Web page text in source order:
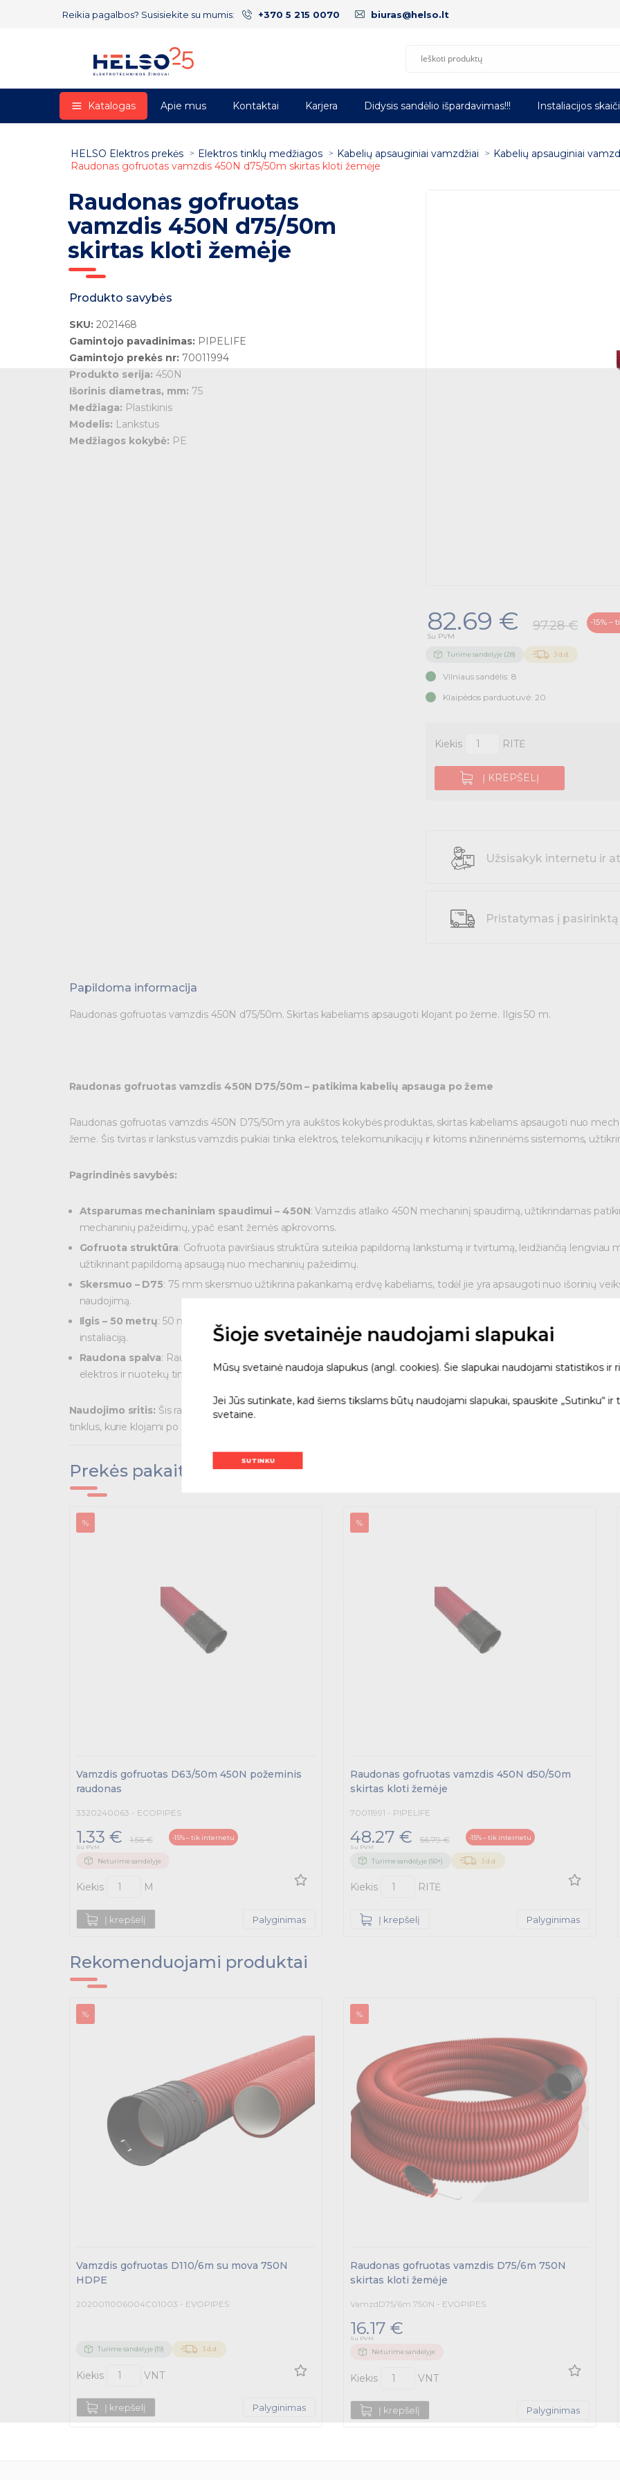
Reikia pagalbos? Susisiekite su mumis: +370 5 215 0070 biuras@helso.lt
Katalogas Apie mus Kontaktai Karjera Didysis sandėlio išpardavimas!!! Instaliacijos
HELSO Elektros prekės Elektros tinklų medžiagos Kabelių apsauginiai vamzdžiai
Kabelių apsauginiai
Raudonas gofruotas vamzdis 450N d75/50m skirtas kloti žemėje
Raudonas gofruotas
vamzdis 450N d75/50m
skirtas kloti žemėje
Produkto savybės
SKU:2021468
Gamintojo pavadinimas:PIPELIFE
Gamintojo prekės nr:70011994
Produkto serija: 450N
Išorinis diametras, mm: 75
Medžiaga: Plastikinis
Modelis: Lankstus
Medžiagos kokybė: PE
82.69 € 97.28 € -15% –
Su PVM
Turime sandėlyje (28) 3 d.d.
Vilniaus sandėlis: 8
Klaipėdos parduotuvė: 20
Kiekis RITĖ
Į KREPŠELĮ
Užsisakyk internetu ir
Pristatymas į
Papildoma informacija
Raudonas gofruotas vamzdis 450N d75/50m. Skirtas kabeliams apsaugoti klojant po žeme. Ilgis 50 m.
Raudonas gofruotas vamzdis 450N D75/50m – patikima kabelių apsauga po žeme
Raudonas gofruotas vamzdis 450N D75/50m yra aukštos kokybės produktas, skirtas kabeliams apsaugoti nuo
žeme. Šis tvirtas ir lankstus vamzdis puikiai tinka elektros, telekomunikacijų ir kitoms inžinerinėms sistemoms,
Pagrindinės savybės:
Atsparumas mechaniniam spaudimui – 450N: Vamzdis atlaiko 450N mechaninį spaudimą, užtikrindamas
mechaninių pažeidimų, ypač esant žemės apkrovoms.
Gofruota struktūra: Gofruota paviršiaus struktūra suteikia papildomą lankstumą ir tvirtumą, leidžiančią
užtikrinant papildomą apsaugą nuo mechaninių pažeidimų.
Skersmuo – D75: 75 mm skersmuo užtikrina pakankamą erdvę kabeliams, todėl jie yra apsaugoti nuo išorinių
naudojimą.
Ilgis – 50 metrų: 50 metrų ilgio ritė suteikia pakankamą ilgį tiek didesniems, tiek mažesniems projektams,
instaliaciją.
Raudona spalva: Raudona spalva yra tradicinė kabelių apsaugos sistemos spalva, kurios dėka vamzdis lengvai
elektros ir nuotekų tinkluose.
Naudojimo sritis: Šis raudonas gofruotas vamzdis puikiai tinka įvairiems kabeliams apsaugoti, įskaitant elektros
tinklus, kurie klojami po žeme. Dėl savo atsparumo mechaniniam spaudimui ir ilgaamžiškumo, jis tinka tiek
Prekės pakaitalai
%
Vamzdis gofruotas D63/50m 450N požeminis
raudonas
3320240063 - ECOPIPES
1.33 € 1.56 € -15% – tik internetu
Su PVM
Neturime sandėlyje
Kiekis M
Į krepšelį Palyginimas
%
Raudonas gofruotas vamzdis 450N d50/50m
skirtas kloti žemėje
70011991 - PIPELIFE
48.27 € 56.79 € -15% – tik internetu
Su PVM
Turime sandėlyje (50+) 3 d.d.
Kiekis RITĖ
Į krepšelį Palyginimas
Rekomenduojami produktai
%
Vamzdis gofruotas D110/6m su mova 750N
HDPE
2020011006004C01003 - EVOPIPES
Turime sandėlyje (19) 3 d.d.
Kiekis VNT
Į krepšelį Palyginimas
%
Raudonas gofruotas vamzdis D75/6m 750N
skirtas kloti žemėje
VamzdD75/6m 750N - EVOPIPES
16.17 €
Su PVM
Neturime sandėlyje
Kiekis VNT
Į krepšelį Palyginimas
Šioje svetainėje naudojami slapukai
Mūsų svetainė naudoja slapukus (angl. cookies). Šie slapukai naudojami statistikos ir
Jei Jūs sutinkate, kad šiems tikslams būtų naudojami slapukai, spauskite „Sutinku“ ir
svetaine.
SUTINKU